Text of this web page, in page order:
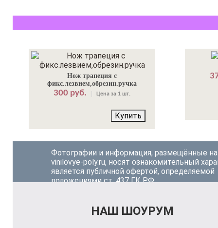
Нож трапеция с
фикс.лезвием,обрезин.ручка
300 руб. Цена за 1 шт.
Купить
Фотографии и информация, размещённые на
vinilovye-poly.ru, носят ознакомительный
является публичной офертой, определяемой
положениями ст. 437 ГК РФ.
НАШ ШОУРУМ